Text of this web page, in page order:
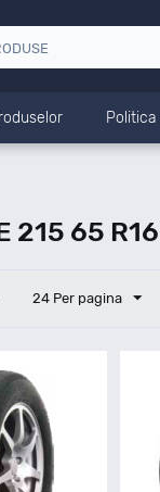
215 65 R16
24 Per pagina